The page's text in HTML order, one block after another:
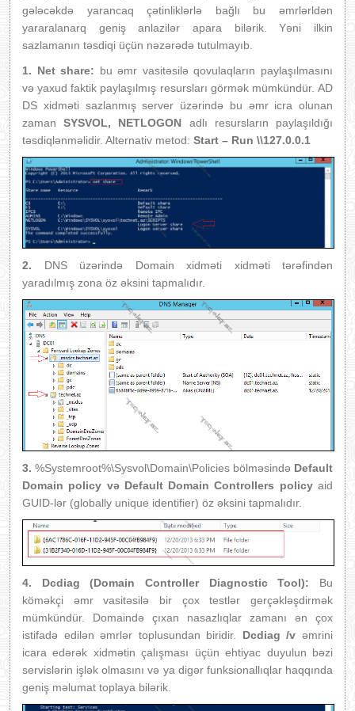
gələcəkdə yarancaq çətinliklərlə bağlı bu əmrlərldən
yararalanarq geniş anlazilər apara bilərik. Yəni ilkin
sazlamanın təsdiqi üçün nəzərədə tutulmayıb.
1. Netshare: bu əmr vasitəsilə qovulaqların paylaşılmasını
və yaxud faktik paylaşılmış resursları görmək mümkündür. AD
DS xidməti sazlanmış server üzərində bu əmr icra olunan
zamanSYSVOL, NETLOGON adlı resursların paylaşıldığı
təsdiqlənməlidir. Alternativ metod: Start – Run \\127.0.0.1
2. DNS üzərində Domain xidməti xidməti tərəfindən
yaradılmış zona öz əksini tapmalıdır.
3. %Systemroot%\Sysvol\Domain\Policies bölməsində Default
Domain policy və Default Domain Controllers policy aid
GUID-lər (globally unique identifier) öz əksini tapmalıdır.
4. Dcdiag (Domain Controller Diagnostic Tool): Bu
köməkçi əmr vasitəsilə bir çox testlər gerçəkləşdirmək
mümkündür. Domaində çıxan nasazlıqlar zamanı ən çox
istifadə edilən əmrlər toplusundan biridir. Dcdiag /v əmrini
icara edərək xidmətin çalışması üçün ehtiyac duyulun bəzi
servislərin işlək olmasını və ya digər funksionallıqlar haqqında
geniş məlumat toplaya bilərik.